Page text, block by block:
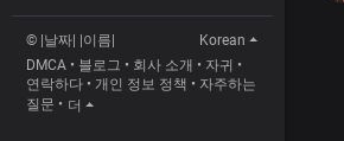
© |날짜| |이름|
Korean
DMCA • 블로그 • 회사 소개 • 자귀 •
연락하다 • 개인 정보 정책 • 자주하는
질문 • 더